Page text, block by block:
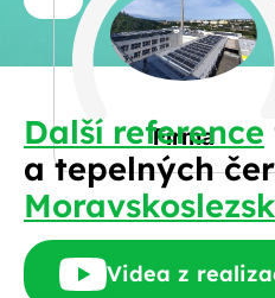
Firma
Jiná
Spočítat
kalkulaci
a
příjmení
Telefon
E-
mail
Další reference
a tepelných
Videa z